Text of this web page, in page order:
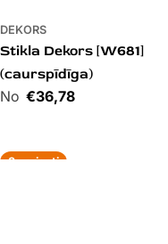
DEKORS
Stikla Dekors [W681]
(caurspīdīga)
Cena€36,78
3 varianti